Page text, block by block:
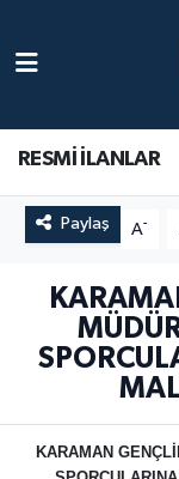
RESMİ İLANLAR
Paylaş A-
KARAMAN
Gündem
Güncel
Asayiş
Ulusal
Vefat